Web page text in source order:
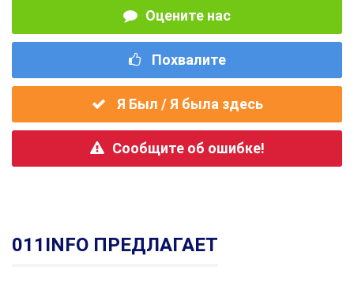
Оцените нас
Похвалите
Я Был / Я была здесь
Сообщите об ошибке!
011INFO ПРЕДЛАГАЕТ